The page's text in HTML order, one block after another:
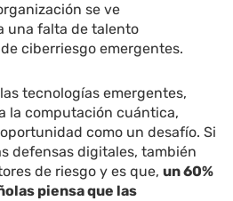
se ve
una falta de talento
ciberriesgo emergentes.
tecnologías emergentes,
la computación cuántica,
como un desafío. Si
defensas digitales, también
de riesgo y es que,un 60%
piensa que las